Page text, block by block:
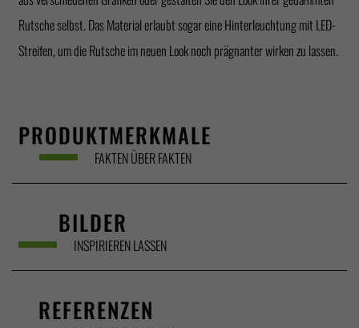
Rutsche selbst. Das Material erlaubt sogar eine Hinterleuchtung mit LED-
Streifen, um die Rutsche im neuen Look noch prägnanter wirken zu lassen.
PRODUKTMERKMALE
FAKTEN ÜBER FAKTEN
BILDER
INSPIRIEREN LASSEN
REFERENZEN